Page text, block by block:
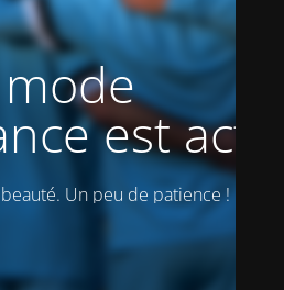
est actif
Un peu de patience !